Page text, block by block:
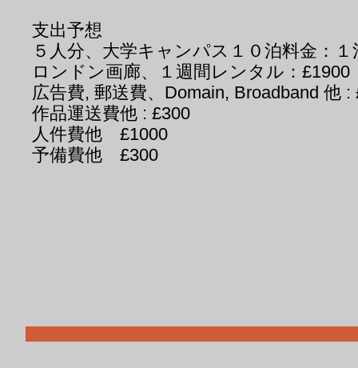
支出予想
５人分、大学キャンパス１０泊料金：
ロンドン画廊、１週間レンタル：£1900
広告費, 郵送費、Domain, Broadband 他 :
作品運送費他 : £300
人件費他 £1000
予備費他 £300